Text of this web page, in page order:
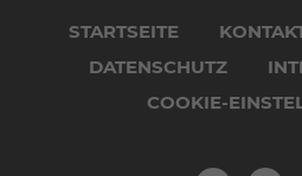
überspringen
STARTSEITE
DATENSCHUTZ
COOKIE-